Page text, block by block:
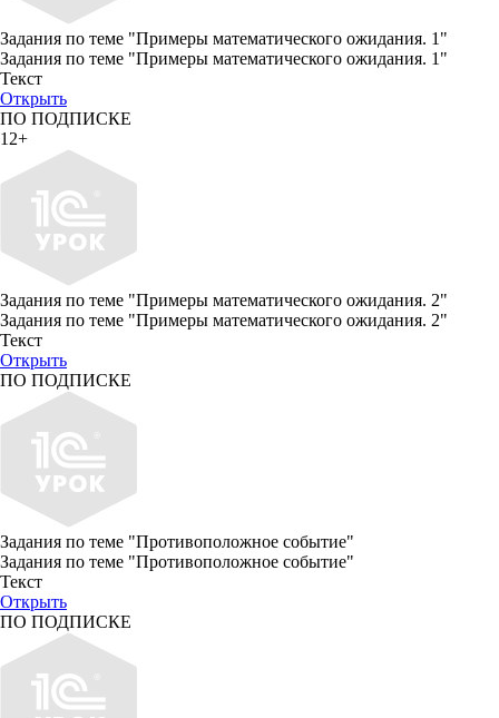
Задания по теме "Примеры математического ожидания. 1"
Задания по теме "Примеры математического ожидания. 1"
Текст
Открыть
ПО ПОДПИСКЕ
12+
Задания по теме "Примеры математического ожидания. 2"
Задания по теме "Примеры математического ожидания. 2"
Текст
Открыть
ПО ПОДПИСКЕ
Задания по теме "Противоположное событие"
Задания по теме "Противоположное событие"
Текст
Открыть
ПО ПОДПИСКЕ